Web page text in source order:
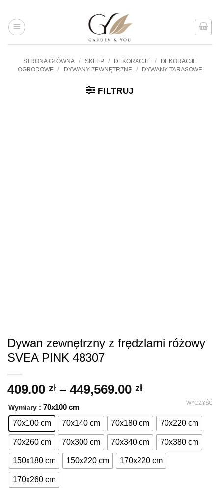
treści
STRONA GŁÓWNA / SKLEP / DEKORACJE /
DEKORACJE
OGRODOWE / DYWANY ZEWNĘTRZNE / DYWANY TARASOWE
FILTRUJ
Dywan zewnętrzny z frędzlami różowy
SVEA PINK 48307
409.00 zł – 449,569.00 złZakres
od
409.00 zł
do
449,569.00 zł
Wymiary : 70x100 cm
70x100 cm
70x140 cm 70x180 cm 70x220 cm
70x260 cm 70x300 cm 70x340 cm 70x380 cm
150x180 cm 150x220 cm 170x220 cm
170x260 cm
WYCZYŚĆ